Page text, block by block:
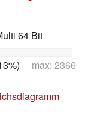
64 Bit
max: 2366